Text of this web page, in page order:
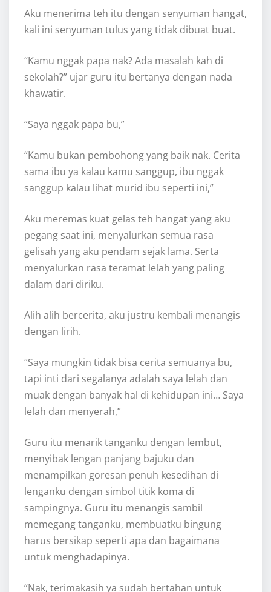
Aku menerima teh itu dengan senyuman hangat,
kali ini senyuman tulus yang tidak dibuat buat.
“Kamu nggak papa nak? Ada masalah kah di
sekolah?” ujar guru itu bertanya dengan nada
khawatir.
“Saya nggak papa bu,”
“Kamu bukan pembohong yang baik nak. Cerita
sama ibu ya kalau kamu sanggup, ibu nggak
sanggup kalau lihat murid ibu seperti ini,”
Aku meremas kuat gelas teh hangat yang aku
pegang saat ini, menyalurkan semua rasa
gelisah yang aku pendam sejak lama. Serta
menyalurkan rasa teramat lelah yang paling
dalam dari diriku.
Alih alih bercerita, aku justru kembali menangis
dengan lirih.
“Saya mungkin tidak bisa cerita semuanya bu,
tapi inti dari segalanya adalah saya lelah dan
muak dengan banyak hal di kehidupan ini… Saya
lelah dan menyerah,”
Guru itu menarik tanganku dengan lembut,
menyibak lengan panjang bajuku dan
menampilkan goresan penuh kesedihan di
lenganku dengan simbol titik koma di
sampingnya. Guru itu menangis sambil
memegang tanganku, membuatku bingung
harus bersikap seperti apa dan bagaimana
untuk menghadapinya.
“Nak, terimakasih ya sudah bertahan untuk